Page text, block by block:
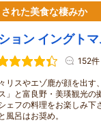
れた美食な棲みか
ョン イングト
152件
リスやエゾ鹿が顔を出す
」と富良野・美瑛観光の
ェフの料理をお楽しみ下
風呂はお奨め。